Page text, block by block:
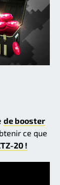
de booster
ce que
20 !